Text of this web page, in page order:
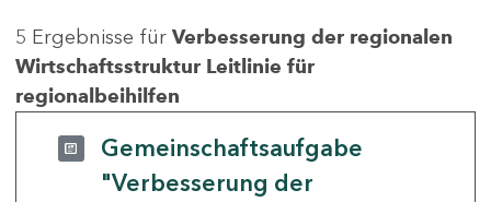
5 Ergebnisse für Verbesserung der regionalen
Wirtschaftsstruktur Leitlinie für
regionalbeihilfen
Gemeinschaftsaufgabe
"Verbesserung der